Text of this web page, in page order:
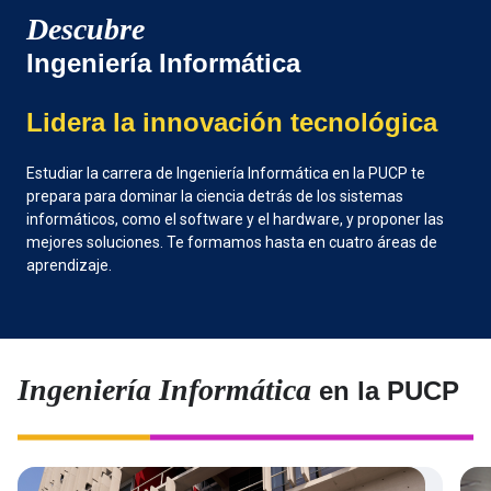
Descubre
Ingeniería Informática
Lidera la innovación tecnológica
Estudiar la carrera de Ingeniería Informática en la PUCP te
prepara para dominar la ciencia detrás de los sistemas
informáticos, como el software y el hardware, y proponer las
mejores soluciones. Te formamos hasta en cuatro áreas de
aprendizaje.
Ingeniería Informática en la PUCP